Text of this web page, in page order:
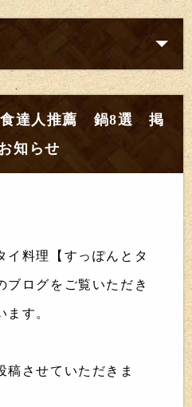
食達人推薦 鍋8選 掲
知らせ
イ料理【すっぽんとタ
ログをご覧いただき
ます。
稿させていただきま